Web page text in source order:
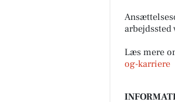
Læs mere
og-karriere